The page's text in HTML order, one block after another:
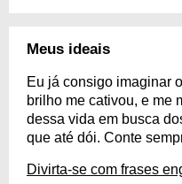
Meus ideais
Eu já consigo imaginar
brilho me cativou, e me
dessa vida em busca
que até dói. Conte
Divirta-se com frases